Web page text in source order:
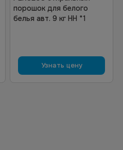
порошок для белого
белья авт. 9 кг НН *1
Узнать цену